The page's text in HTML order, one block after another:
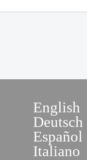
English
Deutsch
Español
Italiano